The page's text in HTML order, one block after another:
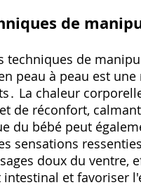
de
techniques de
peau à peau est
La chaleur
de réconfort,
du bébé peut
sensations
doux du ventre,
et favoriser